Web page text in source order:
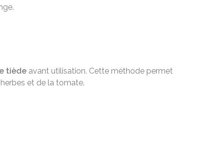
tiède avant utilisation. Cette méthode permet
et de la tomate.